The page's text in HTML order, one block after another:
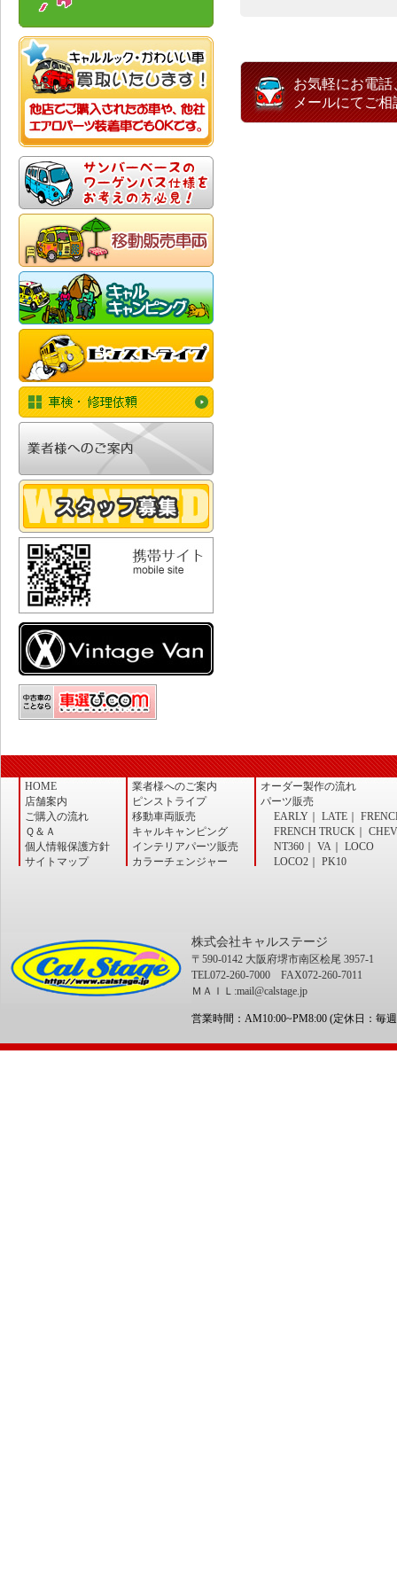
お気軽にお電話
メールにてご相
HOME
店舗案内
ご購入の流れ
Ｑ＆Ａ
個人情報保護方針
サイトマップ
業者様へのご案内
ピンストライプ
移動車両販売
キャルキャンピング
インテリアパーツ販売
カラーチェンジャー
オーダー製作の流れ
パーツ販売
EARLY
LATE
FRENCH TRUCK
NT360
VA
LOCO
LOCO2
PK10
株式会社キャルステージ
〒590-0142 大阪府堺市南区桧尾 3957-1
TEL072-260-7000 FAX072-260-7011
ＭＡＩＬ:mail@calstage.jp
営業時間：AM10:00~PM8:00 (定休日：毎